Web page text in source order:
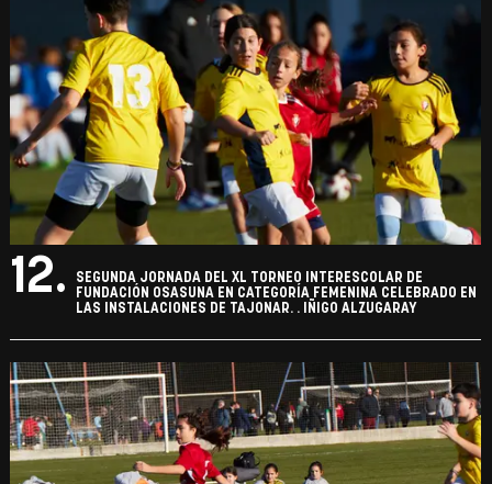
12.
SEGUNDA JORNADA DEL XL TORNEO INTERESCOLAR DE
FUNDACIÓN OSASUNA EN CATEGORÍA FEMENINA CELEBRADO EN
LAS INSTALACIONES DE TAJONAR. . IÑIGO ALZUGARAY